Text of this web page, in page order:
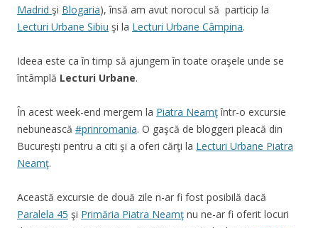
Madrid şi Blogaria), însă am avut norocul să particip la
Lecturi Urbane Sibiu şi la Lecturi Urbane Câmpina.
Ideea este ca în timp să ajungem în toate oraşele unde se
întâmplă Lecturi Urbane.
În acest week-end mergem la Piatra Neamţîntr-o excursie
nebunească #prinromania. O gaşcă de bloggeri pleacă din
Bucureşti pentru a citi şi a oferi cărţi la Lecturi Urbane Piatra
Neamţ.
Această excursie de două zile n-ar fi fost posibilă dacă
Paralela 45 şi Primăria Piatra Neamţ nu ne-ar fi oferit locuri